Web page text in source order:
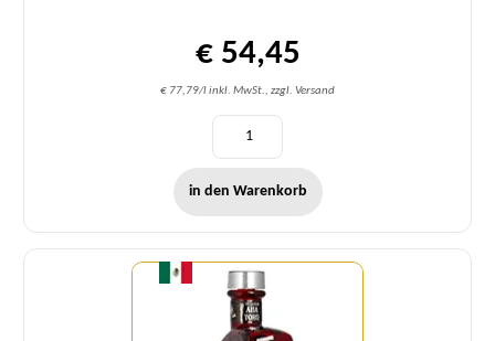
€ 54,45
€ 77,79/l inkl. MwSt., zzgl. Versand
in den Warenkorb
Menge